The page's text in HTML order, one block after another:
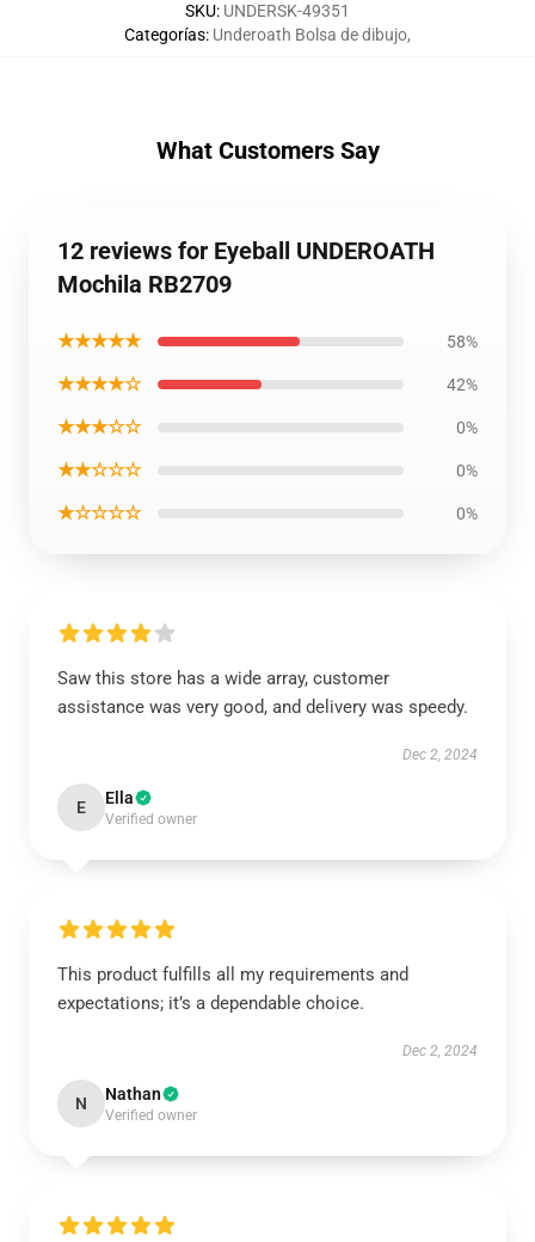
SKU: UNDERSK-49351
Categorías: Underoath Bolsa de dibujo,
What Customers Say
12 reviews for Eyeball UNDEROATH
Mochila RB2709
★★★★★ 58%
★★★★☆ 42%
★★★☆☆ 0%
★★☆☆☆ 0%
★☆☆☆☆ 0%
Saw this store has a wide array, customer
assistance was very good, and delivery was speedy.
Dec 2, 2024
E Ella
Verified owner
This product fulfills all my requirements and
expectations; it’s a dependable choice.
Dec 2, 2024
N Nathan
Verified owner